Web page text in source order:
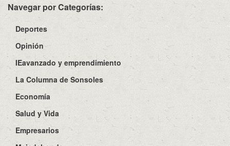
Navegar por Categorías:
Deportes
Opinión
IEavanzado y emprendimiento
La Columna de Sonsoles
Economía
Salud y Vida
Empresarios